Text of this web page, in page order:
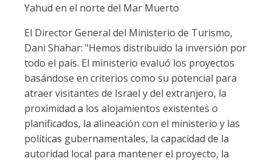
Yahud en el norte del Mar Muerto
El Director General del Ministerio de Turismo,
Dani Shahar: "Hemos distribuido la inversión por
todo el país. El ministerio evaluó los proyectos
basándose en criterios como su potencial para
atraer visitantes de Israel y del extranjero, la
proximidad a los alojamientos existentes o
planificados, la alineación con el ministerio y las
políticas gubernamentales, la capacidad de la
autoridad local para mantener el proyecto, la